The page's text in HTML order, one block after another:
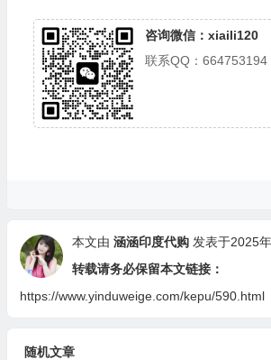
咨询微信：xiaili120
联系QQ：664753194
本文由 涵涵印度代购 发表于2025
转载请务必保留本文链接：
https://www.yinduweige.com/kepu/590.html
随机文章